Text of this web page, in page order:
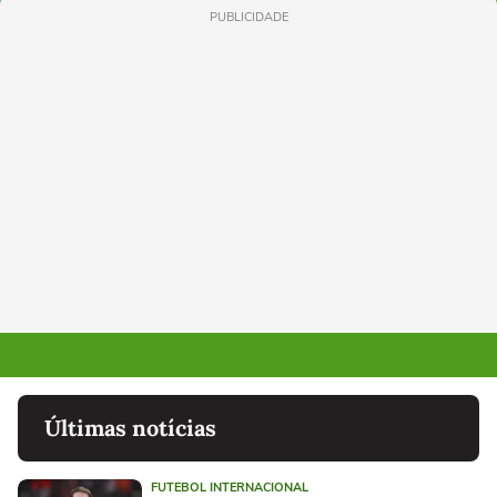
PUBLICIDADE
Últimas notícias
FUTEBOL INTERNACIONAL